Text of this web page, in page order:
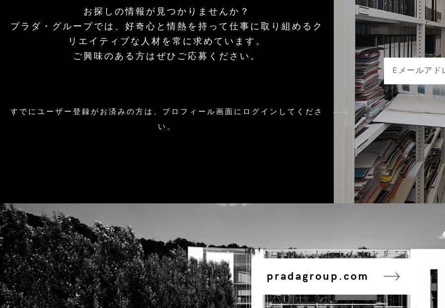
お探しの情報が見つかりませんか？
プラダ・グループでは、好奇心と情熱を持って仕事に取り組めるク
リエイティブな人材を常に求めています。
ご興味のある方はぜひご応募ください。
すでにユーザー登録がお済みの方は、プロフィール画面にログインしてくださ
い。
pradagroup.com